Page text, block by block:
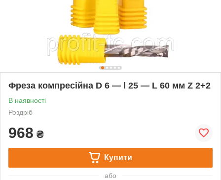
Фреза компресійна D 6 — l 25 — L 60 мм Z 2+2
В наявності
Роздріб
968 ₴
Купити
або